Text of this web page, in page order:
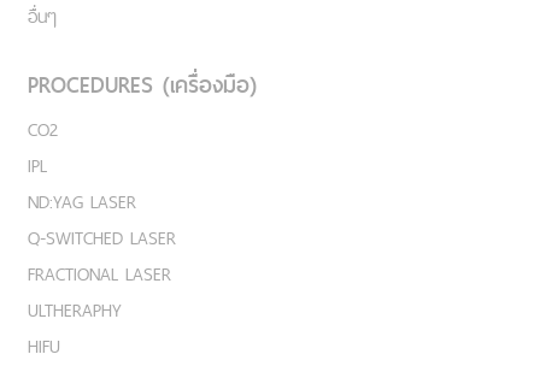
อื่นๆ
PROCEDURES (เครื่องมือ)
CO2
IPL
ND:YAG LASER
Q-SWITCHED LASER
FRACTIONAL LASER
ULTHERAPHY
HIFU